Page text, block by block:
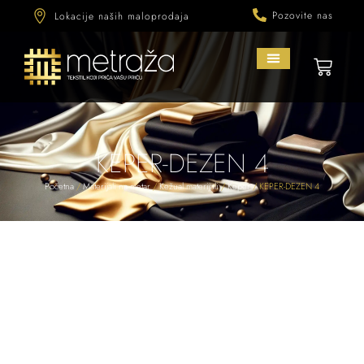
Lokacije naših maloprodaja Pozovite nas
KEPER-DEZEN 4
Početna/Materijali na metar/Kežual materijali/Keper/ KEPER-DEZEN 4